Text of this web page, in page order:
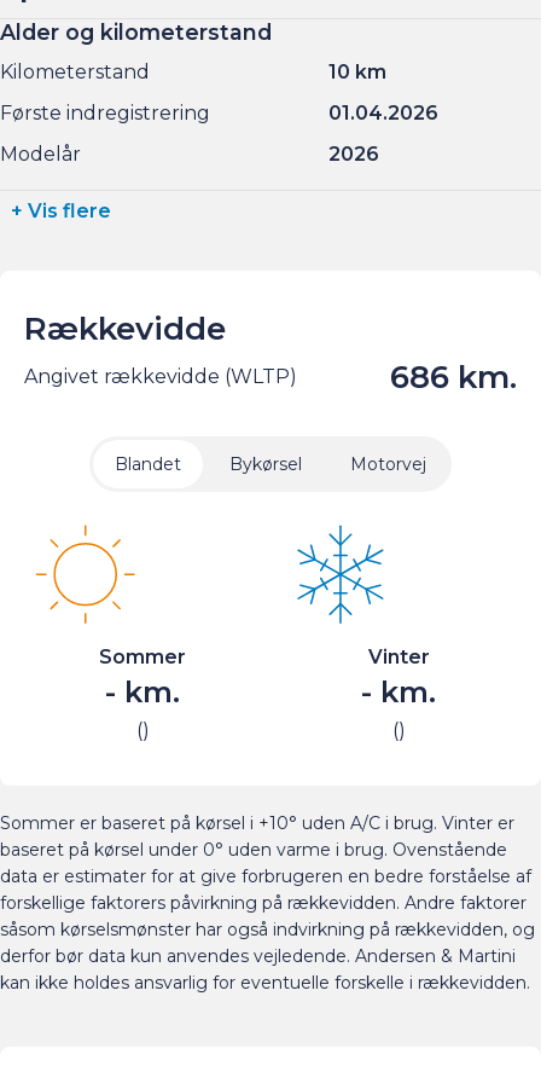
Alder og kilometerstand
Kilometerstand
10 km
Første indregistrering
01.04.2026
Modelår
2026
+ Vis flere
Rækkevidde
Angivet rækkevidde (WLTP) 686 km.
Blandet Bykørsel Motorvej
Sommer
- km.
()
Vinter
- km.
()
Sommer er baseret på kørsel i +10° uden A/C i brug. Vinter er
baseret på kørsel under 0° uden varme i brug. Ovenstående
data er estimater for at give forbrugeren en bedre forståelse af
forskellige faktorers påvirkning på rækkevidden. Andre faktorer
såsom kørselsmønster har også indvirkning på rækkevidden, og
derfor bør data kun anvendes vejledende. Andersen & Martini
kan ikke holdes ansvarlig for eventuelle forskelle i rækkevidden.